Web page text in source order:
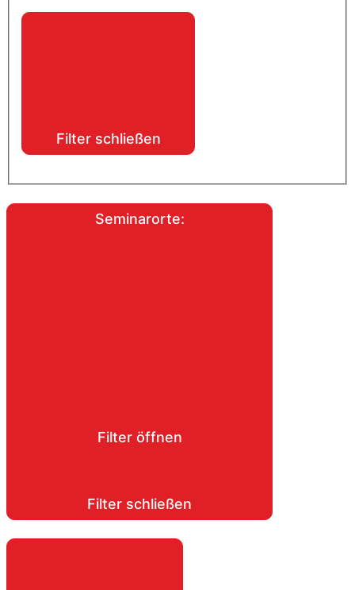
Filter schließen
Seminarorte:
Filter öffnen
Filter schließen